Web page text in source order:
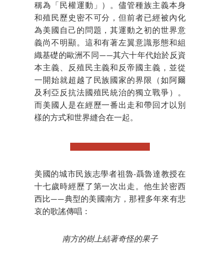
稱為「民權運動」）。儘管種族主義本身
和殖民歷史密不可分，但前者已經被內化
為美國自己的問題，其運動之初的世界意
義尚不明顯。這和有著左翼意識形態和組
織基礎的歐洲不同——其六十年代始於反資
本主義、反殖民主義和反帝國主義，並從
一開始就超越了民族國家的界限（如阿爾
及利亞反抗法國殖民統治的獨立戰爭）。
而美國人是在經歷一番出走和帶回才以別
樣的方式和世界縫合在一起。
美國的城市民族志學者祖魯·聶魯達教授在
十七歲時經歷了第一次出走。他生於密西
西比——典型的美國南方，那裡多年來有悲
哀的歌謠傳唱：
南方的樹上結著奇怪的果子